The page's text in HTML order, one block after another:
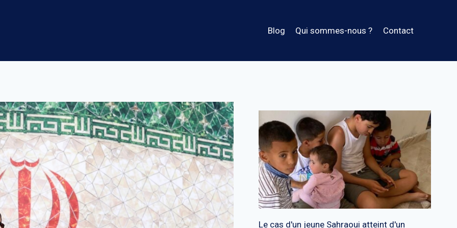
Blog Qui sommes-nous ? Contact
Le cas d'un jeune Sahraoui atteint d'un